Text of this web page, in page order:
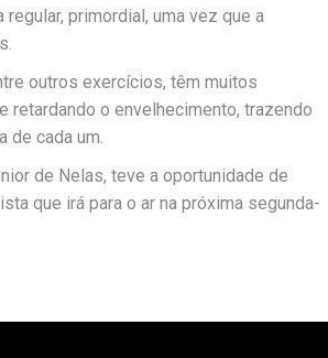
primordial, uma vez que a
outros exercícios, têm muitos
retardando o envelhecimento, trazendo
cada um.
de Nelas, teve a oportunidade de
que irá para o ar na próxima segunda-